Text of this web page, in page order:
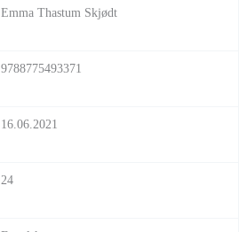
Emma Thastum Skjødt
9788775493371
16.06.2021
24